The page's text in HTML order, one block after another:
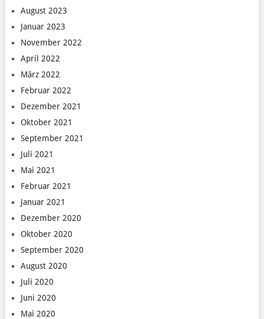
August 2023
Januar 2023
November 2022
April 2022
März 2022
Februar 2022
Dezember 2021
Oktober 2021
September 2021
Juli 2021
Mai 2021
Februar 2021
Januar 2021
Dezember 2020
Oktober 2020
September 2020
August 2020
Juli 2020
Juni 2020
Mai 2020